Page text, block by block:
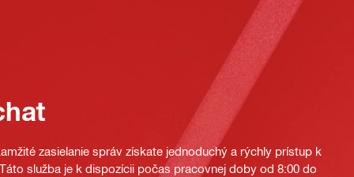
zasielanie správ získate jednoduchý a rýchly prístup k
služba je k dispozícii počas pracovnej doby od 8:00 do